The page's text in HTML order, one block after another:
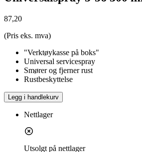
87,20
(Pris eks. mva)
"Verktøykasse på boks"
Universal servicespray
Smører og fjerner rust
Rustbeskyttelse
Legg i handlekurv
Nettlager
Utsolgt på nettlager